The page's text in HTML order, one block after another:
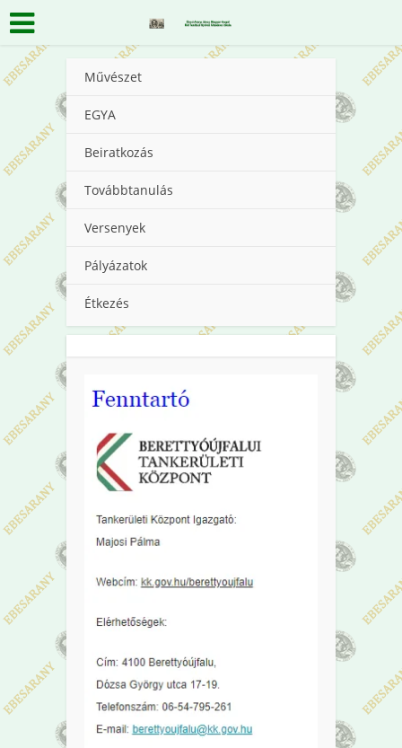
Művészet
EGYA
Beiratkozás
Továbbtanulás
Versenyek
Pályázatok
Étkezés